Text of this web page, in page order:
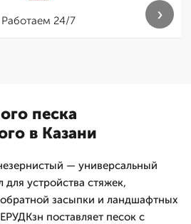
Работаем 24/7 ›
песка
в Казани
— универсальный
устройства стяжек,
засыпки и ландшафтных
поставляет песок с